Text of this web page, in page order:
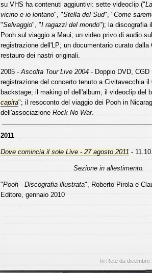
su VHS ha contenuti aggiuntivi: sette videoclip ("
vicino e io lontano", "Stella del Sud", "Come
"Selvaggio", "I ragazzi del mondo"); la discografia
Pooh sul viaggio a Maui; un video privo di audio
registrazione dell'LP; un documentario curato dalla
restauro dei nastri originali.
2005 -Ascolta Tour Live 2004- Doppio DVD, CGD
registrazione del concerto tenuto a Civitavecchia il
backstage; il making of dell'album; il videoclip del
capita"; il resoconto del viaggio dei Pooh in
dell'associazione Rock No War.
2011
Dove comincia il sole Live - 27 agosto 2011 -
Sezione in allestimento.
"Pooh - Discografia illustrata", Roberto Pirola e
Editore, gennaio 2010
In Rete da dicembre